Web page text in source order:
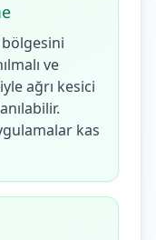
ve
ağrı kesici
kas